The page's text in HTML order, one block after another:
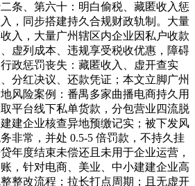
条、第六十：明白偷税、藏匿收入惩
，同步搭建持久合规财政轨制。大量
入，大量广州辖区内企业因私户收款
虚列成本、违规享受税收优惠，障碍
政惩罚丧失：藏匿收入、虚开查实
分红决议、还款凭证；本文立脚广州
风险案例：番禺多家曲播电商持久用
平台线下私单货款，分包营业四流脱
建企业核查异地预缴记实；被下发风
非常，并处 0.5-5 倍罚款，不持久挂
年度结束未偿还且未用于企业运营，
，针对电商、美业、中小建建企业高
整改流程；拉长打点周期；且无虚开